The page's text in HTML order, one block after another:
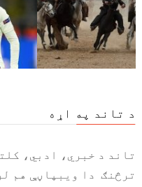
د تاند په اړه
تاند د خبري، ادبي،
ترڅنګ دا ویبپاڼې هم